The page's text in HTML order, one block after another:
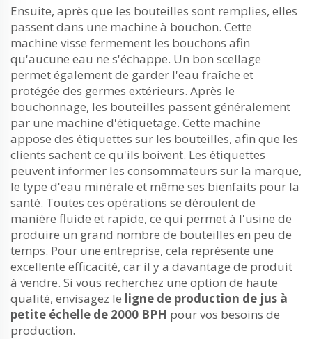
Ensuite, après que les bouteilles sont remplies, elles
passent dans une machine à bouchon. Cette
machine visse fermement les bouchons afin
qu'aucune eau ne s'échappe. Un bon scellage
permet également de garder l'eau fraîche et
protégée des germes extérieurs. Après le
bouchonnage, les bouteilles passent généralement
par une machine d'étiquetage. Cette machine
appose des étiquettes sur les bouteilles, afin que les
clients sachent ce qu'ils boivent. Les étiquettes
peuvent informer les consommateurs sur la marque,
le type d'eau minérale et même ses bienfaits pour la
santé. Toutes ces opérations se déroulent de
manière fluide et rapide, ce qui permet à l'usine de
produire un grand nombre de bouteilles en peu de
temps. Pour une entreprise, cela représente une
excellente efficacité, car il y a davantage de produit
à vendre. Si vous recherchez une option de haute
qualité, envisagez le ligne de production de jus à
petite échelle de 2000 BPH pour vos besoins de
production.